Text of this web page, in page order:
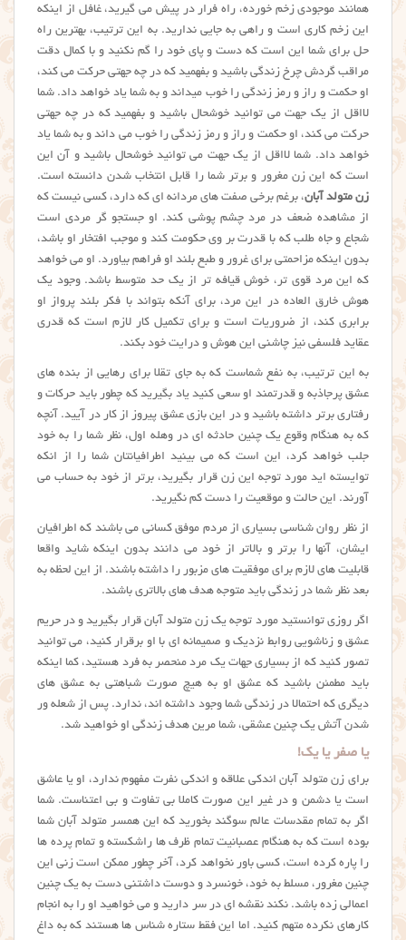
همانند موجودی زخم خورده، راه فرار در پیش می گیرید، غافل از اینکه
این زخم کاری است و راهی به جایی ندارید. به این ترتیب، بهترین راه
حل برای شما این است که دست و پای خود را گم نکنید و با کمال دقت
مراقب گردش چرخ زندگی باشید و بفهمید که در چه جهتی حرکت می کند،
او حکمت و راز و رمز زندگی را خوب میداند و به شما یاد خواهد داد. شما
لااقل از یک جهت می توانید خوشحال باشید و بفهمید که در چه جهتی
حرکت می کند، او حکمت و راز و رمز زندگی را خوب می داند و به شما یاد
خواهد داد. شما لااقل از یک جهت می توانید خوشحال باشید و آن این
است که این زن مغرور و برتر شما را قابل انتخاب شدن دانسته است.
زن متولد آبان، برغم برخی صفت های مردانه ای که دارد، کسی نیست که
از مشاهده ضعف در مرد چشم پوشی کند. او جستجو گر مردی است
شجاع و جاه طلب که با قدرت بر وی حکومت کند و موجب افتخار او باشد،
بدون اینکه مزاحمتی برای غرور و طبع بلند او فراهم بیاورد. او می خواهد
که این مرد قوی تر، خوش قیافه تر از یک حد متوسط باشد. وجود یک
هوش خارق العاده در این مرد، برای آنکه بتواند با فکر بلند پرواز او
برابری کند، از ضروریات است و برای تکمیل کار لازم است که قدری
عقاید فلسفی نیز چاشنی این هوش و درایت خود بکند.
به این ترتیب، به نفع شماست که به جای تقلا برای رهایی از بنده های
عشق پرجاذبه و قدرتمند او سعی کنید یاد بگیرید که چطور باید حرکات و
رفتاری برتر داشته باشید و در این بازی عشق پیروز از کار در آیید. آنچه
که به هنگام وقوع یک چنین حادثه ای در وهله اول، نظر شما را به خود
جلب خواهد کرد، این است که می بینید اطرافیانتان شما را از انکه
توایسته اید مورد توجه این زن قرار بگیرید، برتر از خود به حساب می
آورند. این حالت و موقعیت را دست کم نگیرید.
از نظر روان شناسی بسیاری از مردم موفق کسانی می باشند که اطرافیان
ایشان، آنها را برتر و بالاتر از خود می دانند بدون اینکه شاید واقعا
قابلیت های لازم برای موفقیت های مزبور را داشته باشند. از این لحظه به
بعد نظر شما در زندگی باید متوجه هدف های بالاتری باشند.
اگر روزی توانستید مورد توجه یک زن متولد آبان قرار بگیرید و در حریم
عشق و زناشویی روابط نزدیک و صمیمانه ای با او برقرار کنید، می توانید
تصور کنید که از بسیاری جهات یک مرد منحصر به فرد هستید، کما اینکه
باید مطمئن باشید که عشق او به هیچ صورت شباهتی به عشق های
دیگری که احتمالا در زندگی شما وجود داشته اند، ندارد. پس از شعله ور
شدن آتش یک چنین عشقی، شما مرین هدف زندگی او خواهید شد.
یا صفر یا یک!
برای زن متولد آبان اندکی علاقه و اندکی نفرت مفهوم ندارد، او یا عاشق
است یا دشمن و در غیر این صورت کاملا بی تفاوت و بی اعتناست. شما
اگر به تمام مقدسات عالم سوگند بخورید که این همسر متولد آبان شما
بوده است که به هنگام عصبانیت تمام ظرف ها راشکسته و تمام پرده ها
را پاره کرده است، کسی باور نخواهد کرد، آخر چطور ممکن است زنی این
چنین مغرور، مسلط به خود، خونسرد و دوست داشتنی دست به یک چنین
اعمالی زده باشد. نکند نقشه ای در سر دارید و می خواهید او را به انجام
کارهای نکرده متهم کنید. اما این فقط ستاره شناس ها هستند که به داغ